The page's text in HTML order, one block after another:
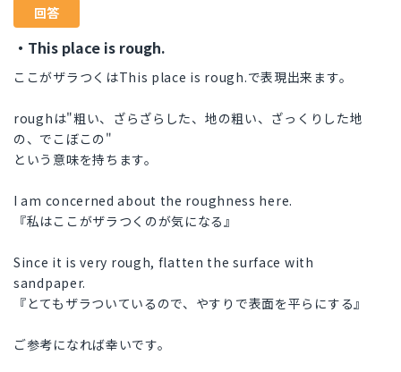
回答
・This place is rough.
ここがザラつくはThis place is rough.で表現出来ます。
roughは"粗い、ざらざらした、地の粗い、ざっくりした地
の、でこぼこの"
という意味を持ちます。
I am concerned about the roughness here.
『私はここがザラつくのが気になる』
Since it is very rough, flatten the surface with
sandpaper.
『とてもザラついているので、やすりで表面を平らにする』
ご参考になれば幸いです。